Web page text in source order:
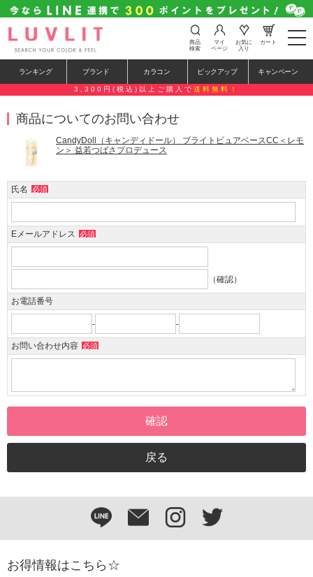
t
o
e
n
g
o
商品
検索
マイ
ページ
お気に
入り
カート
ランキング ブランド カラコン ピックアップ キャンペーン
3,300円(税込)以上ご購入で 送料無料！
商品についてのお問い合わせ
CandyDoll（キャンディドール） ブライトピュアベースCC＜レモ
ン＞ 益若つばさプロデュース
氏名 必須
Eメールアドレス 必須
（確認）
お電話番号
- -
お問い合わせ内容 必須
お得情報はこちら☆